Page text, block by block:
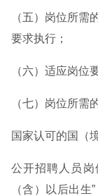
（五）岗位所需
要求执行；
（六）适应岗位
（七）岗位所需
国家认可的国（
公开招聘人员岗
（含）以后出